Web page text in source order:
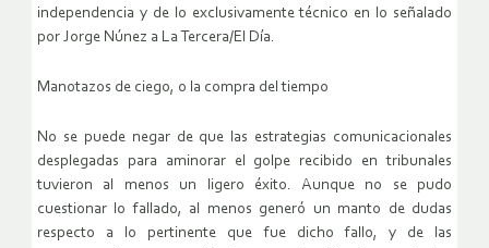
independencia y de lo exclusivamente técnico en lo señalado
por Jorge Núnez a La Tercera/El Día.
Manotazos de ciego, o la compra del tiempo
No se puede negar de que las estrategias comunicacionales
desplegadas para aminorar el golpe recibido en tribunales
tuvieron al menos un ligero éxito. Aunque no se pudo
cuestionar lo fallado, al menos generó un manto de dudas
respecto a lo pertinente que fue dicho fallo, y de las